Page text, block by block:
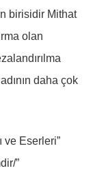
birisidir Mithat
olan
daha çok
ve Eserleri”
”